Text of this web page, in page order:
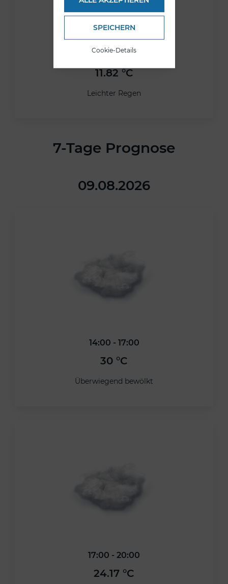
24.08.2026
11.82 °C
Leichter Regen
7-Tage Prognose
09.08.2026
14:00 - 17:00
30 °C
Überwiegend bewölkt
17:00 - 20:00
24.17 °C
SPEICHERN
Cookie-Details